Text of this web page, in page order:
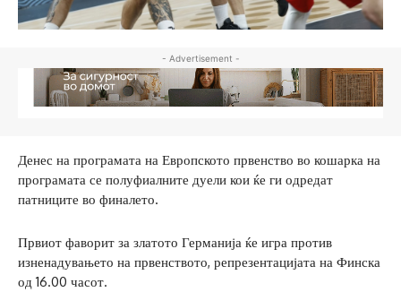
- Advertisement -
Денес на програмата на Европското првенство во кошарка на
програмата се полуфиалните дуели кои ќе ги одредат
патниците во финалето.
Првиот фаворит за златото Германија ќе игра против
изненадувањето на првенството, репрезентацијата на Финска
од 16.00 часот.